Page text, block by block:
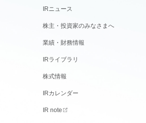
IRニュース
株主・投資家のみなさまへ
業績・財務情報
IRライブラリ
株式情報
IRカレンダー
IR note